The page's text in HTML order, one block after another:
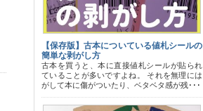
【保存版】古本についている値札シールの
簡単な剥がし方
古本を買うと、本に直接値札シールが貼られ
ていることが多いですよね。 それを無理には
がして本に傷がついたり、ベタベタ感が残･･･